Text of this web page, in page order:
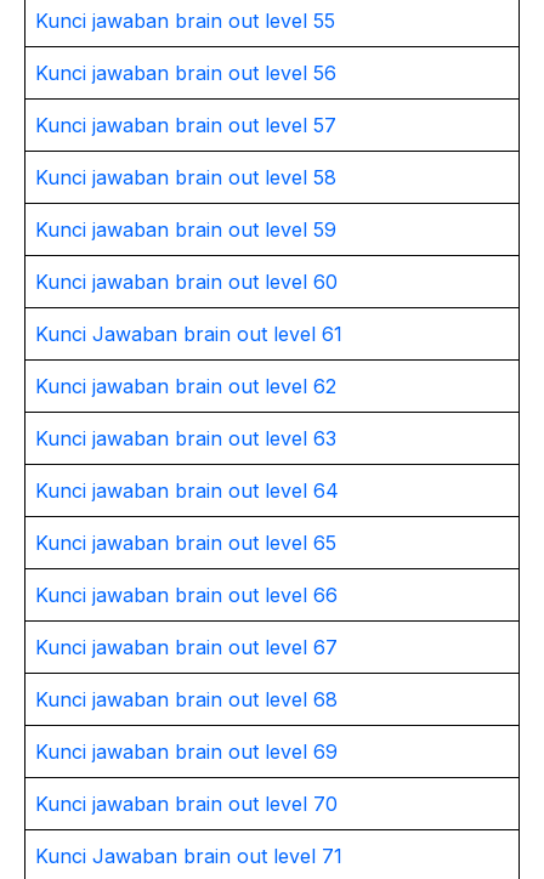
Kunci jawaban brain out level 55
Kunci jawaban brain out level 56
Kunci jawaban brain out level 57
Kunci jawaban brain out level 58
Kunci jawaban brain out level 59
Kunci jawaban brain out level 60
Kunci Jawaban brain out level 61
Kunci jawaban brain out level 62
Kunci jawaban brain out level 63
Kunci jawaban brain out level 64
Kunci jawaban brain out level 65
Kunci jawaban brain out level 66
Kunci jawaban brain out level 67
Kunci jawaban brain out level 68
Kunci jawaban brain out level 69
Kunci jawaban brain out level 70
Kunci Jawaban brain out level 71